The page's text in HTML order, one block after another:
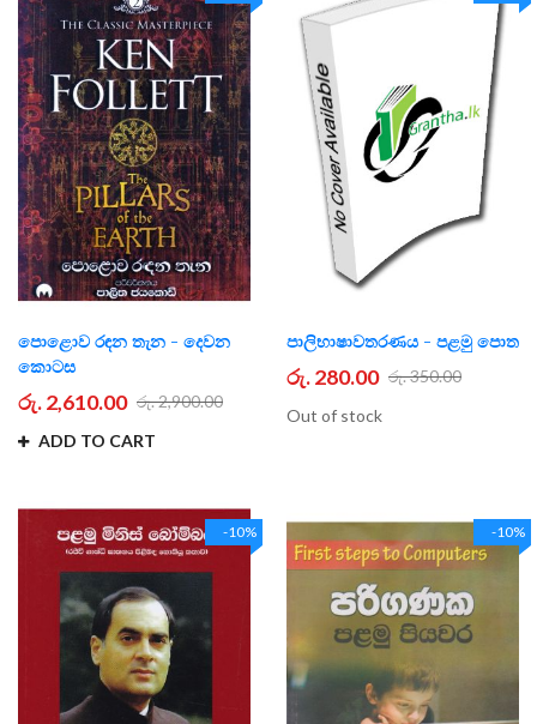
පොළොව රඳන තැන - දෙවන
කොටස
රු. 2,610.00 රු. 2,900.00
ADD TO CART
පාලිභාෂාවතරණය - පළමු පොත
රු. 280.00 රු. 350.00
Out of stock
-10% -10%